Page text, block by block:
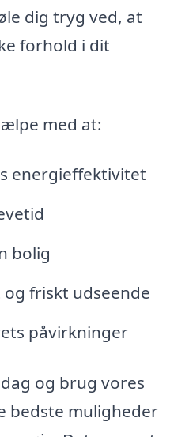
dig tryg ved, at
forhold i dit
med at:
energieffektivitet
bolig
friskt udseende
påvirkninger
og brug vores
bedste muligheder